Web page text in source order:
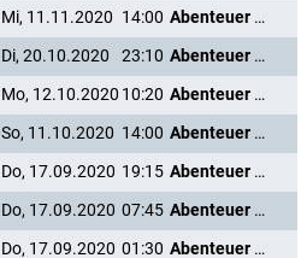
Mi, 11.11.2020 14:00
Abenteuer Karibik
Di, 20.10.2020 23:10
Abenteuer Karibik
Mo, 12.10.2020 10:20
Abenteuer Karibik
So, 11.10.2020 14:00
Abenteuer Karibik
Do, 17.09.2020 19:15
Abenteuer Karibik
Do, 17.09.2020 07:45
Abenteuer Karibik
Do, 17.09.2020 01:30
Abenteuer Karibik